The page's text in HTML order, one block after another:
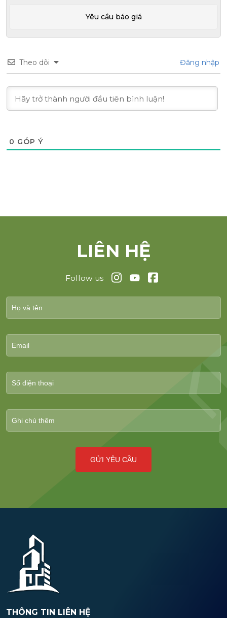
Yêu cầu báo giá
Theo dõi Đăng nhập
0 GÓP Ý
LIÊN HỆ
Follow us
THÔNG TIN LIÊN HỆ